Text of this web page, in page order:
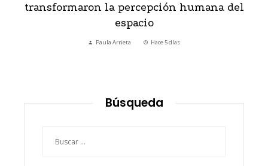
transformaron la percepción humana del
espacio
Paula Arrieta Hace 5 días
Búsqueda